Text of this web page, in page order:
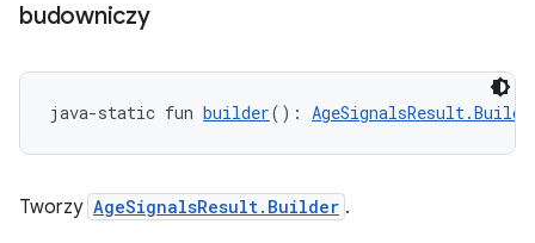
budowniczy
java-static fun builder():
Tworzy AgeSignalsResult.Builder .